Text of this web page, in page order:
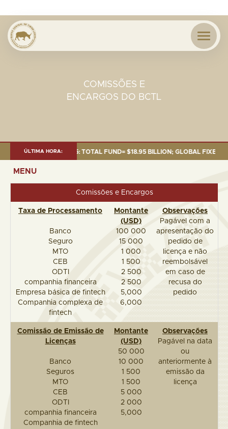
COMISSÕES E
ENCARGOS DO BCTL
ÚLTIMA HORA:
AS OF 30 SEP. 2025: TOTAL FUND= $18.95 BILLION; GLOBAL FIXED
MENU
Comissões e Encargos
Taxa de Processamento
Banco
Seguro
MTO
CEB
ODTI
companhia financeira
Empresa básica de fintech
Companhia complexa de
fintech
Montante
(USD)
100 000
15 000
1 000
1 500
2 500
2 500
5,000
6,000
Observações
Pagável com a
apresentação do
pedido de
licença e não
reembolsável
em caso de
recusa do
pedido
Comissão de Emissão de
Licenças
Banco
Seguros
MTO
CEB
ODTI
companhia financeira
Companhia de fintech
Montante
(USD)
50 000
10 000
1 500
1 500
5 000
2 000
5,000
Observações
Pagável na data
ou
anteriormente à
emissão da
licença